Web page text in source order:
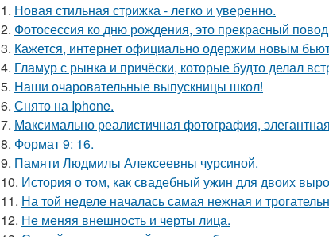
1. Новая стильная стрижка - легко и уверенно.
2. Фотосессия ко дню рождения, это прекрасный
3. Кажется, интернет официально одержим новым
4. Гламур с рынка и причёски, которые будто делал
5. Наши очаровательные выпускницы школ!
6. Снято на Iphone.
7. Максимально реалистичная фотография,
8. Формат 9: 16.
9. Памяти Людмилы Алексеевны чурсиной.
10. История о том, как свадебный ужин для двоих
11. На той неделе началась самая нежная и
12. Не меняя внешность и черты лица.